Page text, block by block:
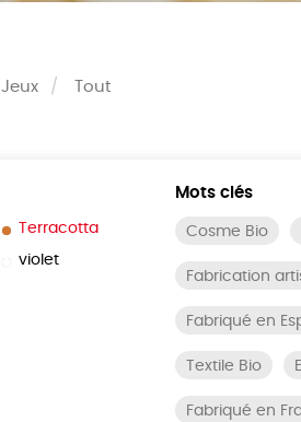
Jeux Tout
Terracotta
violet
Mots clés
Cosme Bio
Fabrication
Fabriqué en
Textile Bio
Fabriqué en